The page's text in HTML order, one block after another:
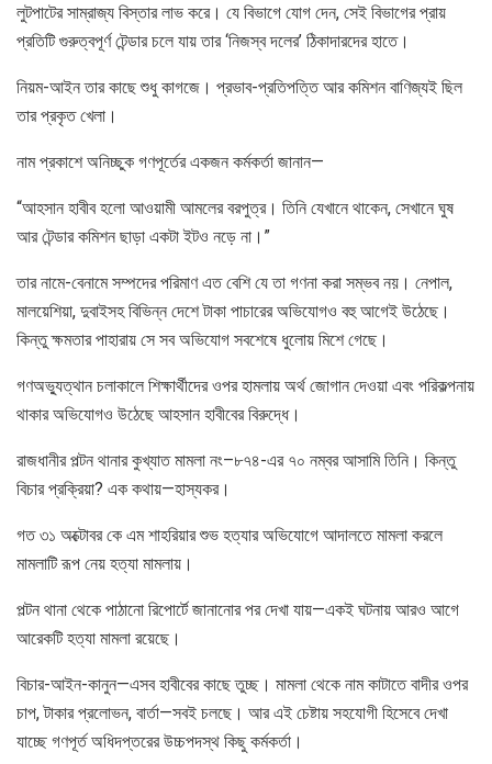
লুটপাটের সাম্রাজ্য বিস্তার লাভ করে। যে বিভাগে যোগ দেন, সেই বিভাগের প্রায়
প্রতিটি গুরুত্বপূর্ণ টেন্ডার চলে যায় তার ‘নিজস্ব দলের’ ঠিকাদারদের হাতে।
নিয়ম-আইন তার কাছে শুধু কাগজে। প্রভাব-প্রতিপত্তি আর কমিশন বাণিজ্যই ছিল
তার প্রকৃত খেলা।
নাম প্রকাশে অনিচ্ছুক গণপূর্তের একজন কর্মকর্তা জানান—
“আহসান হাবীব হলো আওয়ামী আমলের বরপুত্র। তিনি যেখানে থাকেন, সেখানে ঘুষ
আর টেন্ডার কমিশন ছাড়া একটা ইটও নড়ে না।”
তার নামে-বেনামে সম্পদের পরিমাণ এত বেশি যে তা গণনা করা সম্ভব নয়। নেপাল,
মালয়েশিয়া, দুবাইসহ বিভিন্ন দেশে টাকা পাচারের অভিযোগও বহু আগেই উঠেছে।
কিন্তু ক্ষমতার পাহারায় সে সব অভিযোগ সবশেষে ধুলোয় মিশে গেছে।
গণঅভ্যুত্থান চলাকালে শিক্ষার্থীদের ওপর হামলায় অর্থ জোগান দেওয়া এবং পরিকল্পনায়
থাকার অভিযোগও উঠেছে আহসান হাবীবের বিরুদ্ধে।
রাজধানীর পল্টন থানার কুখ্যাত মামলা নং–৮৭৪-এর ৭০ নম্বর আসামি তিনি। কিন্তু
বিচার প্রক্রিয়া? এক কথায়—হাস্যকর।
গত ৩১ অক্টোবর কে এম শাহরিয়ার শুভ হত্যার অভিযোগে আদালতে মামলা করলে
মামলাটি রূপ নেয় হত্যা মামলায়।
পল্টন থানা থেকে পাঠানো রিপোর্টে জানানোর পর দেখা যায়—একই ঘটনায় আরও আগে
আরেকটি হত্যা মামলা রয়েছে।
বিচার-আইন-কানুন—এসব হাবীবের কাছে তুচ্ছ। মামলা থেকে নাম কাটাতে বাদীর ওপর
চাপ, টাকার প্রলোভন, বার্তা—সবই চলছে। আর এই চেষ্টায় সহযোগী হিসেবে দেখা
যাচ্ছে গণপূর্ত অধিদপ্তরের উচ্চপদস্থ কিছু কর্মকর্তা।